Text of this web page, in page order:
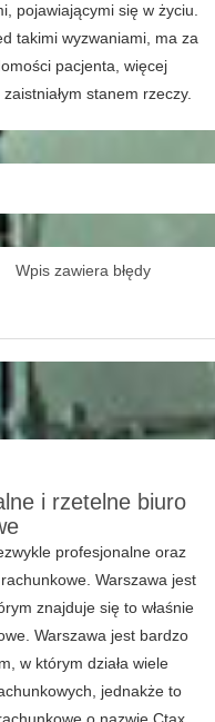
pojawiającymi się w życiu.
takimi wyzwaniami, ma za
pacjenta, więcej
stanem rzeczy.
Wpis zawiera błędy
i rzetelne biuro
profesjonalne oraz
Warszawa jest
znajduje się to właśnie
Warszawa jest bardzo
w którym działa wiele
jednakże to